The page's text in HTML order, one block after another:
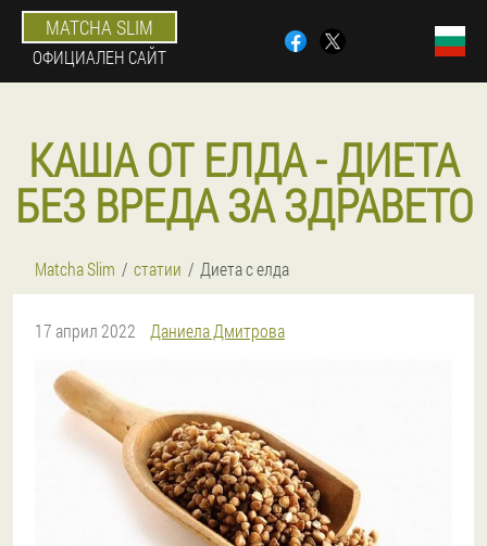
MATCHA SLIM
ОФИЦИАЛЕН САЙТ
КАША ОТ ЕЛДА - ДИЕТА
БЕЗ ВРЕДА ЗА ЗДРАВЕТО
Matcha Slim статии Диета с елда
17 април 2022 Даниела Дмитрова